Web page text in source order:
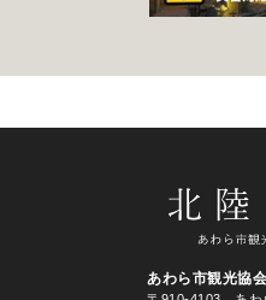
あわら市観光協会